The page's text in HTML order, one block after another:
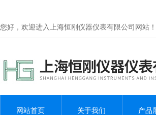
您好，欢迎进入上海恒刚仪器仪表有限公司网站！
网站首页 关于我们 产品